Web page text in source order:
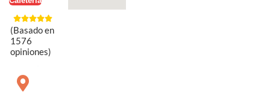
(Basado en
1576
opiniones)